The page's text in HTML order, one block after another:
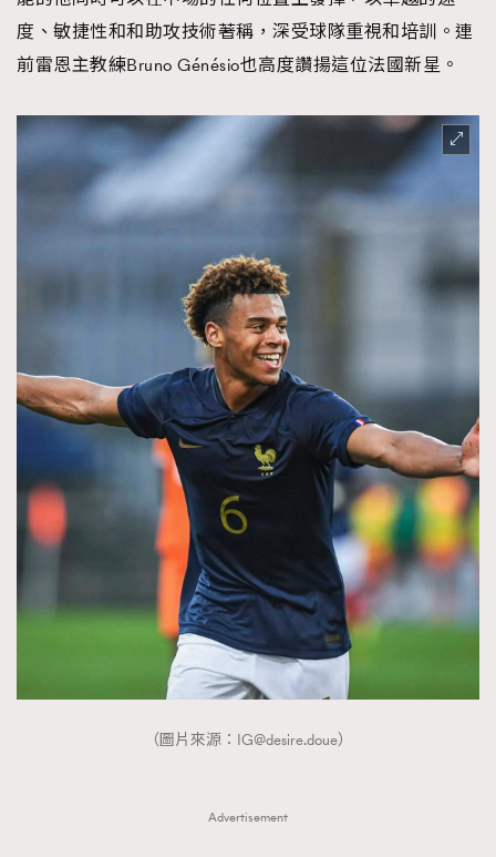
度、敏捷性和和助攻技術著稱，深受球隊重視和培訓。連
前雷恩主教練Bruno Génésio也高度讚揚這位法國新星。
（圖片來源： IG@desire.doue）
Advertisement